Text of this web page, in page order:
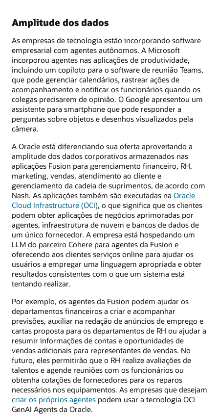
Amplitude dos dados
As empresas de tecnologia estão incorporando software
empresarial com agentes autônomos. A Microsoft
incorporou agentes nas aplicações de produtividade,
incluindo um copiloto para o software de reunião Teams,
que pode gerenciar calendários, rastrear ações de
acompanhamento e notificar os funcionários quando os
colegas precisarem de opinião. O Google apresentou um
assistente para smartphone que pode responder a
perguntas sobre objetos e desenhos visualizados pela
câmera.
A Oracle está diferenciando sua oferta aproveitando a
amplitude dos dados corporativos armazenados nas
aplicações Fusion para gerenciamento financeiro, RH,
marketing, vendas, atendimento ao cliente e
gerenciamento da cadeia de suprimentos, de acordo com
Nash. As aplicações também são executadas na Oracle
Cloud Infrastructure (OCI), o que significa que os clientes
podem obter aplicações de negócios aprimoradas por
agentes, infraestrutura de nuvem e bancos de dados de
um único fornecedor. A empresa está hospedando um
LLM do parceiro Cohere para agentes da Fusion e
oferecendo aos clientes serviços online para ajudar os
usuários a empregar uma linguagem apropriada e obter
resultados consistentes com o que um sistema está
tentando realizar.
Por exemplo, os agentes da Fusion podem ajudar os
departamentos financeiros a criar e acompanhar
previsões, auxiliar na redação de anúncios de emprego e
cartas proposta para os departamentos de RH ou ajudar a
resumir informações de contas e oportunidades de
vendas adicionais para representantes de vendas. No
futuro, eles permitirão que o RH realize avaliações de
talentos e agende reuniões com os funcionários ou
obtenha cotações de fornecedores para os reparos
necessários nos equipamentos. As empresas que desejam
criar os próprios agentes podem usar a tecnologia OCI
GenAI Agents da Oracle.